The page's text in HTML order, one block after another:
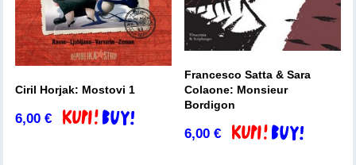
Ciril Horjak: Mostovi 1
6,00€ Dodaj v košarico
Francesco Satta & Sara
Colaone: Monsieur
Bordigon
6,00€ Dodaj v košarico